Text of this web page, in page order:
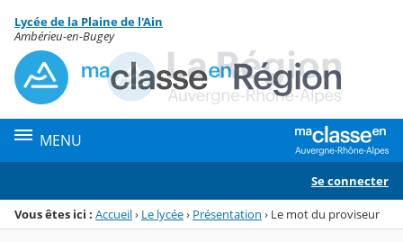
Menu de la rubrique
Contenu
Lycée de la Plaine de l'Ain
Ambérieu-en-Bugey
MENU
Se connecter
Vous êtes ici : Accueil› Le lycée› Présentation › Le mot du proviseur